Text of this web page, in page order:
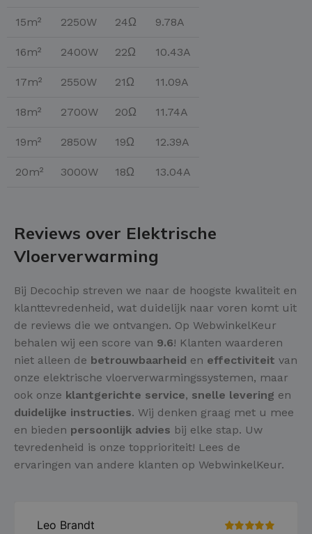
15m² 2250W 24Ω 9.78A
16m² 2400W 22Ω 10.43A
17m² 2550W 21Ω 11.09A
18m² 2700W 20Ω 11.74A
19m² 2850W 19Ω 12.39A
20m² 3000W 18Ω 13.04A
Reviews over Elektrische
Vloerverwarming
Bij Decochip streven we naar de hoogste kwaliteit en
klanttevredenheid, wat duidelijk naar voren komt uit
de reviews die we ontvangen. Op WebwinkelKeur
behalen wij een score van 9.6! Klanten waarderen
niet alleen de betrouwbaarheid en effectiviteit van
onze elektrische vloerverwarmingssystemen, maar
ook onze klantgerichte service, snelle levering en
duidelijke instructies. Wij denken graag met u mee
en bieden persoonlijk advies bij elke stap. Uw
tevredenheid is onze topprioriteit! Lees de
ervaringen van andere klanten op WebwinkelKeur.